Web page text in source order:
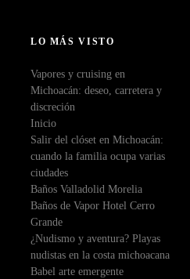
LO MÁS VISTO
Vapores y cruising en
Michoacán: deseo, carretera y
discreción
Inicio
Salir del clóset en Michoacán:
cuando la familia ocupa varias
ciudades
Baños Valladolid Morelia
Baños de Vapor Hotel Cerro
Grande
¿Nudismo y aventura? Playas
nudistas en la costa michoacana
Babel arte emergente